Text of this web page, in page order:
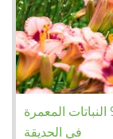
المنطقة 9 النباتات المعمرة تنمو المنطقة 9 النباتات المعمرة
في الحديقة